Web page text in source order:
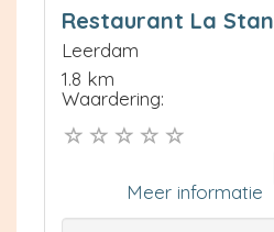
Restaurant La
Leerdam
1.8 km
Waardering:
Meer informatie